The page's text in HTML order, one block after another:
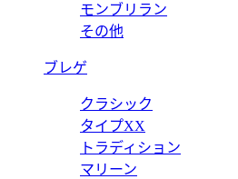
モンブリラン
その他
ブレゲ
クラシック
タイプXX
トラディション
マリーン